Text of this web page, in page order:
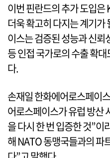
이번 핀란드의 추가 도입
더욱 확고히 다지는 계기
이스는 검증된 성능과 신
등 인접 국가로의 수출 확
다.
손재일 한화에어로스페이
어로스페이스가 유럽 방산
을 다시 한 번 입증한 것”
해 NATO 동맹국들과의 파